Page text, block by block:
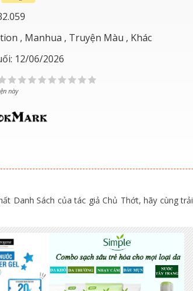
, Manhua , Truyện Màu , Khác
12/06/2026
này
Danh Sách của tác giả Chủ Thớt, hãy cùng trải